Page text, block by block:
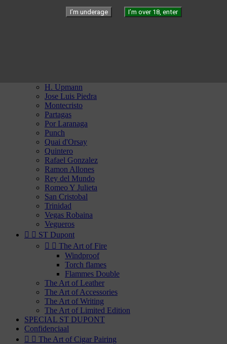
I’m underage I’m over 18, enter
H. Upmann
Jose Luis Piedra
Montecristo
Partagas
Por Laranaga
Punch
Quai d'Orsay
Quintero
Rafael Gonzalez
Ramon Allones
Rey del Mundo
Romeo Y Julieta
San Cristobal
Trinidad
Vegas Robaina
Vegueros
  ST Dupont
  The Art of Fire
Windproof
Torch flames
Flammes Double
The Art of Leather
The Art of Accessories
The Art of Writing
The Art of Limited Edition
SPECIAL ST DUPONT
Confidenciaal
  The Art of Cigar Pairing